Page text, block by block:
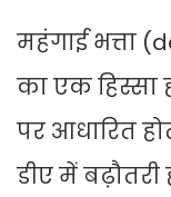
महंगाई भत्ता
का एक हिस्सा
पर आधारित
डीए में बढ़ौतरी